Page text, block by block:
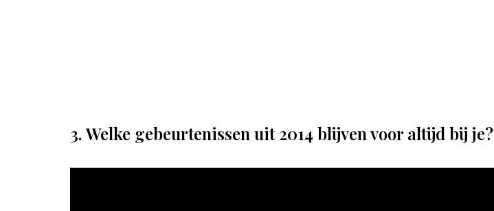
3. Welke gebeurtenissen uit 2014 blijven voor altijd bij je?